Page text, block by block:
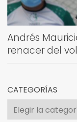
Andrés
renacer del
CATEGORÍAS
Categorías